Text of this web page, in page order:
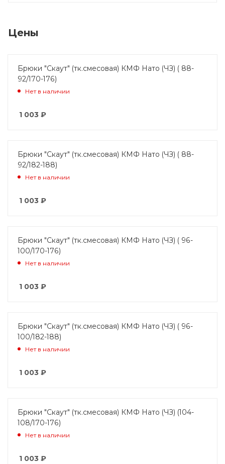
Цены
Брюки "Скаут" (тк.смесовая) КМФ Нато (ЧЗ) ( 88-
92/170-176)
Нет в наличии
1 003 ₽
Брюки "Скаут" (тк.смесовая) КМФ Нато (ЧЗ) ( 88-
92/182-188)
Нет в наличии
1 003 ₽
Брюки "Скаут" (тк.смесовая) КМФ Нато (ЧЗ) ( 96-
100/170-176)
Нет в наличии
1 003 ₽
Брюки "Скаут" (тк.смесовая) КМФ Нато (ЧЗ) ( 96-
100/182-188)
Нет в наличии
1 003 ₽
Брюки "Скаут" (тк.смесовая) КМФ Нато (ЧЗ) (104-
108/170-176)
Нет в наличии
1 003 ₽